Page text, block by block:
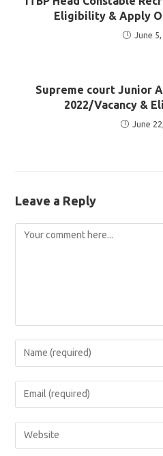
Eligibility & Apply
June
Supreme court Junior
2022/Vacancy &
June
Leave a Reply
Comment
Enter
your
name
comment
Enter
your
email
address
Enter
your